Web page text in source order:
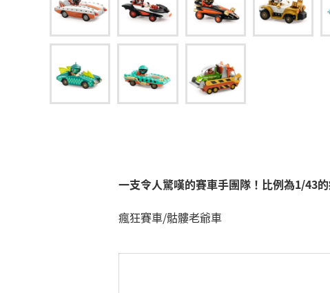
一支令人驚嘆的賽車手團隊！比例為1/43
瘋狂賽車/骷髏老爺車